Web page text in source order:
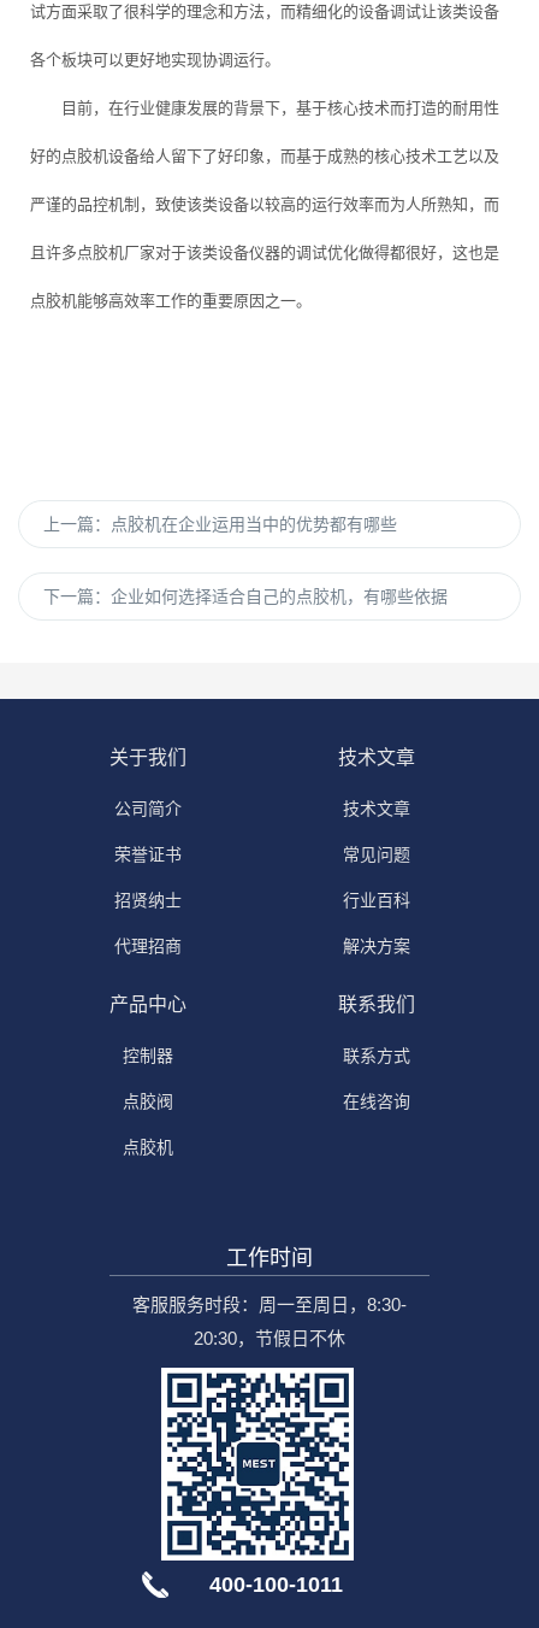
试方面采取了很科学的理念和方法，而精细化的设备调试让该类设备
各个板块可以更好地实现协调运行。
目前，在行业健康发展的背景下，基于核心技术而打造的耐用性
好的点胶机设备给人留下了好印象，而基于成熟的核心技术工艺以及
严谨的品控机制，致使该类设备以较高的运行效率而为人所熟知，而
且许多点胶机厂家对于该类设备仪器的调试优化做得都很好，这也是
点胶机能够高效率工作的重要原因之一。
上一篇： 点胶机在企业运用当中的优势都有哪些
下一篇： 企业如何选择适合自己的点胶机，有哪些依据
关于我们
公司简介
荣誉证书
招贤纳士
代理招商
技术文章
技术文章
常见问题
行业百科
解决方案
产品中心
控制器
点胶阀
点胶机
联系我们
联系方式
在线咨询
工作时间
客服服务时段：周一至周日，8:30-
20:30，节假日不休
400-100-1011